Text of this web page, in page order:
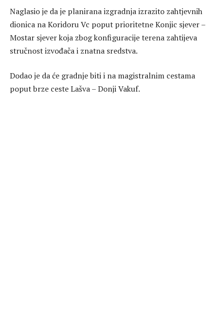
Naglasio je da je planirana izgradnja izrazito zahtjevnih
dionica na Koridoru Vc poput prioritetne Konjic sjever –
Mostar sjever koja zbog konfiguracije terena zahtijeva
stručnost izvođača i znatna sredstva.
Dodao je da će gradnje biti i na magistralnim cestama
poput brze ceste Lašva – Donji Vakuf.